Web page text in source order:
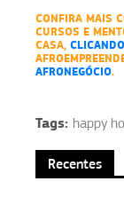
CONFIRA MAIS
CURSOS E
CASA,
AFRONEGÓCIO.
Tags: happy
Recentes